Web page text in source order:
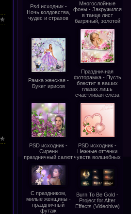
Psd исходник -
Ночь колдовства,
чудес и страхов
Многослойные
фоны - Закружился
в танце лист
багряный, золотой
Рамка женская -
Букет ирисов
Праздничная
фоторамка - Пусть
блестит в ваших
глазах лишь
счастливая слеза
PSD исходник -
Сирени
праздничный салют
PSD исходник -
Нежные оттенки
чувств волшебных
С праздником,
милые женщины -
праздничный
футаж
Burn To Be Gold -
Project for After
Effects (Videohive)